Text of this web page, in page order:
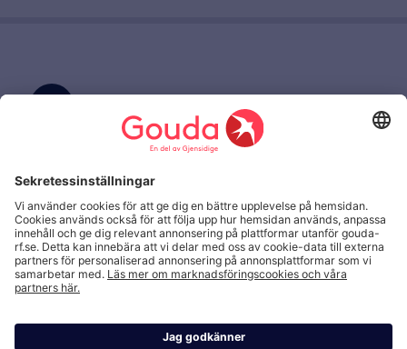
(+46) 08 615 28 00
Kundtjänst
Anmäl
skada,
kort
Anmäl skada English
Hantering av personuppgifter och cookies